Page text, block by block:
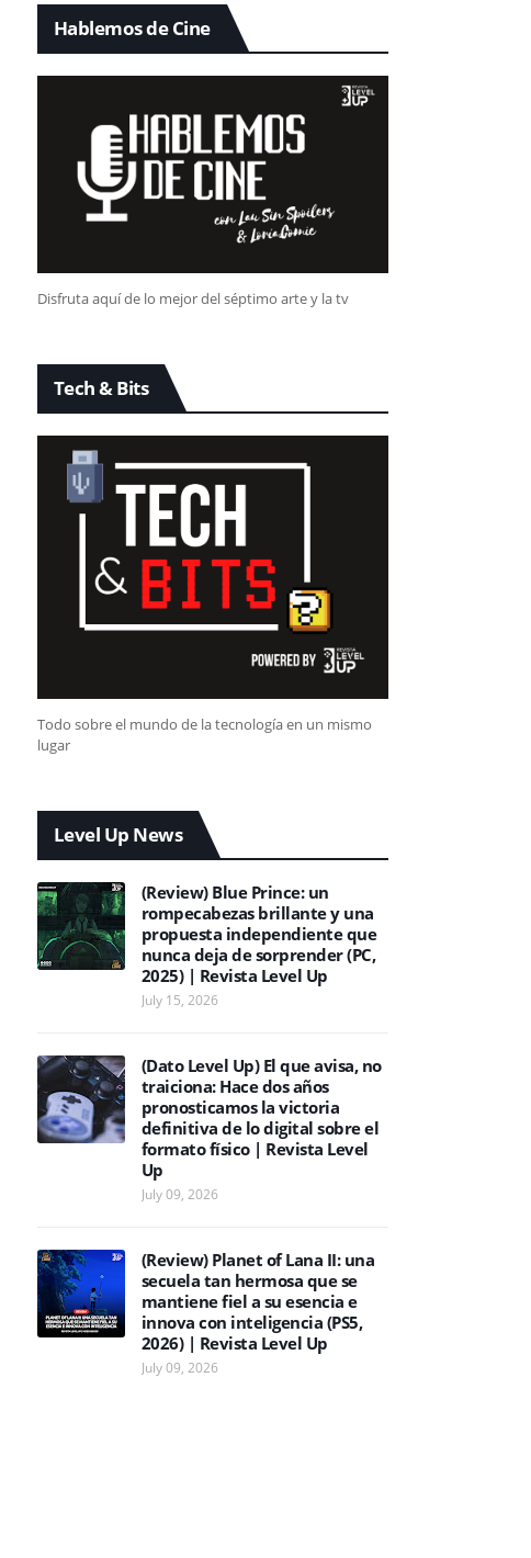
Hablemos de Cine
Disfruta aquí de lo mejor del séptimo arte y la tv
Tech & Bits
Todo sobre el mundo de la tecnología en un mismo
lugar
Level Up News
(Review) Blue Prince: un
rompecabezas brillante y una
propuesta independiente que
nunca deja de sorprender (PC,
2025) | Revista Level Up
July 15, 2026
(Dato Level Up) El que avisa, no
traiciona: Hace dos años
pronosticamos la victoria
definitiva de lo digital sobre el
formato físico | Revista Level
Up
July 09, 2026
(Review) Planet of Lana II: una
secuela tan hermosa que se
mantiene fiel a su esencia e
innova con inteligencia (PS5,
2026) | Revista Level Up
July 09, 2026